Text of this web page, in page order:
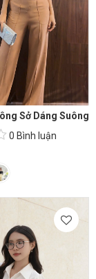
Sở Dáng Suông
0 Bình luận